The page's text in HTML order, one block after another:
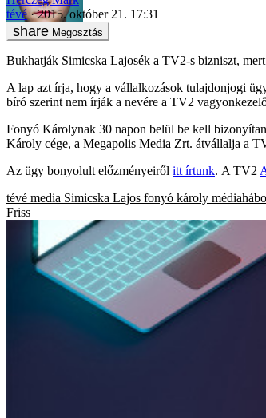
tévé
2015. október 21. 17:31
Megosztás
Bukhatják Simicska Lajosék a TV2-s bizniszt, mert
A lap azt írja, hogy a vállalkozások tulajdonjogi
bíró szerint nem írják a nevére a TV2
Fonyó Károlynak 30 napon belül be kell
Károly cége, a Megapolis Media Zrt. átvállalja a
Az ügy bonyolult előzményeiről itt írtunk. A TV2
tévé media Simicska Lajos fonyó károly
Friss